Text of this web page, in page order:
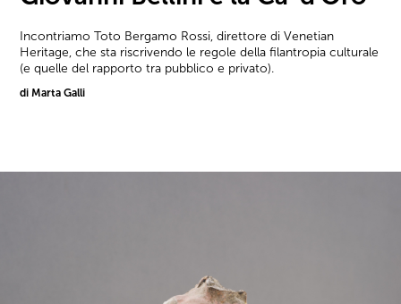
Incontriamo Toto Bergamo Rossi, direttore di Venetian
Heritage, che sta riscrivendo le regole della filantropia culturale
(e quelle del rapporto tra pubblico e privato).
di Marta Galli